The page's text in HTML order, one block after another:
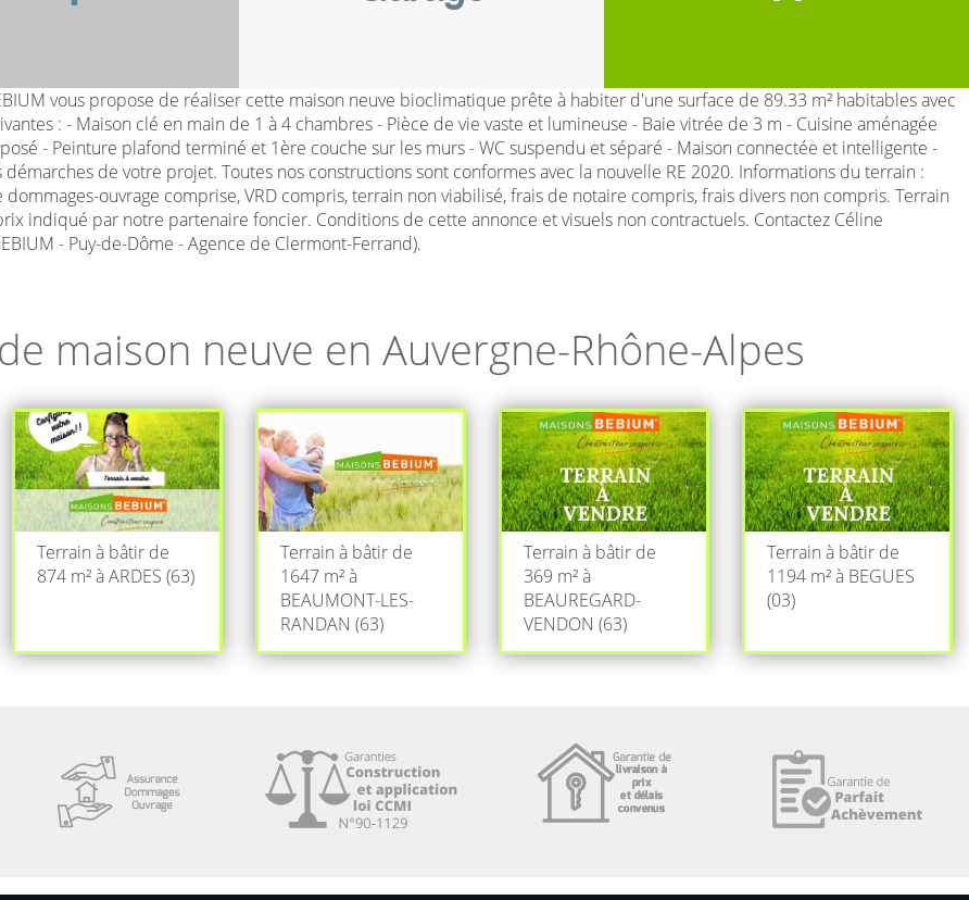
vous propose de réaliser cette maison neuve bioclimatique prête à habiter d'une surface de 89.33 m² habitables avec
: - Maison clé en main de 1 à 4 chambres - Pièce de vie vaste et lumineuse - Baie vitrée de 3 m - Cuisine aménagée
- Peinture plafond terminé et 1ère couche sur les murs - WC suspendu et séparé - Maison connectée et intelligente -
de votre projet. Toutes nos constructions sont conformes avec la nouvelle RE 2020. Informations du terrain :
ouvrage comprise, VRD compris, terrain non viabilisé, frais de notaire compris, frais divers non compris. Terrain
indiqué par notre partenaire foncier. Conditions de cette annonce et visuels non contractuels. Contactez Céline
- Puy-de-Dôme - Agence de Clermont-Ferrand).
maison neuve en Auvergne-Rhône-Alpes
Terrain à bâtir de
874 m² à ARDES (63)
Terrain à bâtir de
1647 m² à
BEAUMONT-LES-
RANDAN (63)
Terrain à bâtir de
369 m² à
BEAUREGARD-
VENDON (63)
Terrain à bâtir de
1194 m² à BEGUES
(03)